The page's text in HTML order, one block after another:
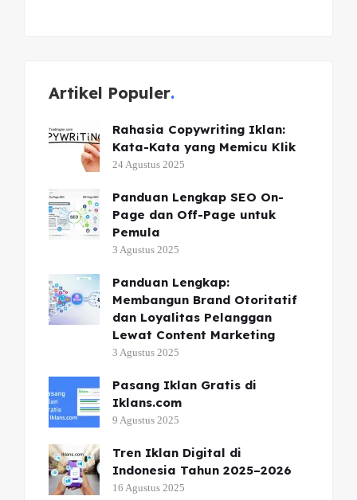
Artikel Populer
Rahasia Copywriting Iklan:
Kata-Kata yang Memicu Klik
24 Agustus 2025
Panduan Lengkap SEO On-
Page dan Off-Page untuk
Pemula
3 Agustus 2025
Panduan Lengkap:
Membangun Brand Otoritatif
dan Loyalitas Pelanggan
Lewat Content Marketing
3 Agustus 2025
Pasang Iklan Gratis di
Iklans.com
9 Agustus 2025
Tren Iklan Digital di
Indonesia Tahun 2025–2026
16 Agustus 2025